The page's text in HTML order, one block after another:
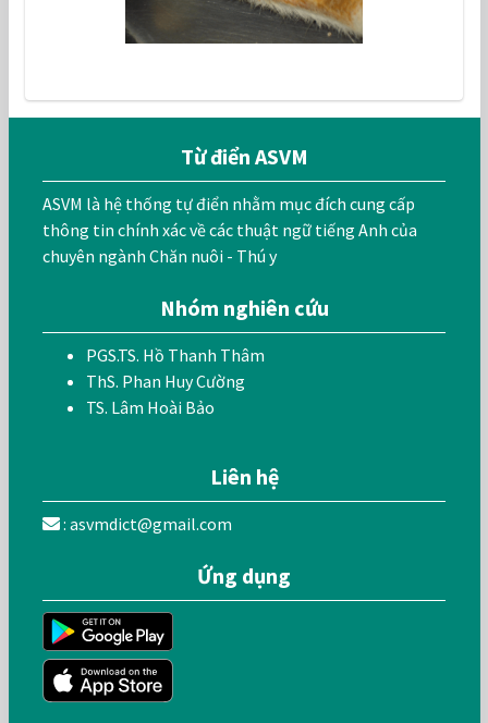
Từ điển ASVM
ASVM là hệ thống tự điển nhằm mục đích cung cấp
thông tin chính xác về các thuật ngữ tiếng Anh của
chuyên ngành Chăn nuôi - Thú y
Nhóm nghiên cứu
PGS.TS. Hồ Thanh Thâm
ThS. Phan Huy Cường
TS. Lâm Hoài Bảo
Liên hệ
: asvmdict@gmail.com
Ứng dụng